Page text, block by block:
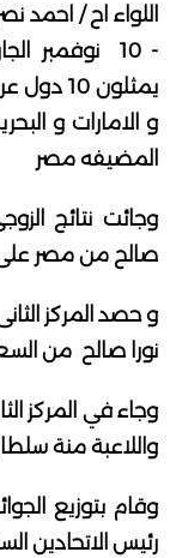
يمثلون
و الامارات و
المضيفه مصر
وجائت نتائج
صالح من مصر على
و حصد المركز
نورا صالح من
وجاء في المركز
واللاعبة منة
وقام بتوزيع
رئيس الاتحادين